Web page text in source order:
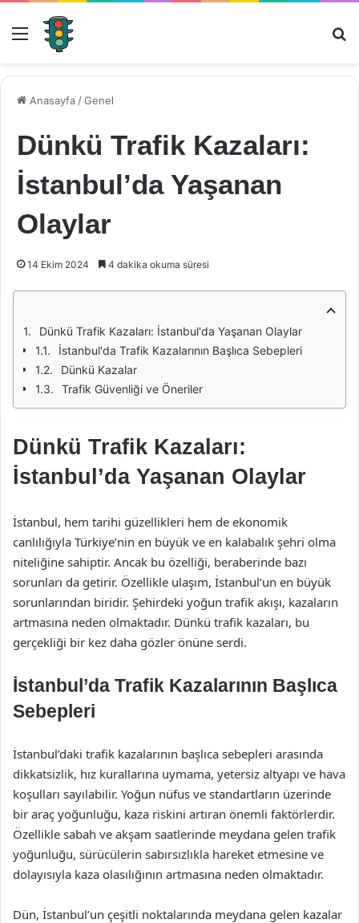
Menü
Anasayfa /Genel
Dünkü Trafik Kazaları:
İstanbul’da Yaşanan
Olaylar
14 Ekim 2024 4 dakika okuma süresi
Dünkü Trafik Kazaları: İstanbul'da Yaşanan Olaylar
İstanbul'da Trafik Kazalarının Başlıca Sebepleri
Dünkü Kazalar
Trafik Güvenliği ve Öneriler
Dünkü Trafik Kazaları:
İstanbul’da Yaşanan Olaylar
İstanbul, hem tarihi güzellikleri hem de ekonomik
canlılığıyla Türkiye’nin en büyük ve en kalabalık şehri olma
niteliğine sahiptir. Ancak bu özelliği, beraberinde bazı
sorunları da getirir. Özellikle ulaşım, İstanbul’un en büyük
sorunlarından biridir. Şehirdeki yoğun trafik akışı, kazaların
artmasına neden olmaktadır. Dünkü trafik kazaları, bu
gerçekliği bir kez daha gözler önüne serdi.
İstanbul’da Trafik Kazalarının Başlıca
Sebepleri
İstanbul’daki trafik kazalarının başlıca sebepleri arasında
dikkatsizlik, hız kurallarına uymama, yetersiz altyapı ve hava
koşulları sayılabilir. Yoğun nüfus ve standartların üzerinde
bir araç yoğunluğu, kaza riskini artıran önemli faktörlerdir.
Özellikle sabah ve akşam saatlerinde meydana gelen trafik
yoğunluğu, sürücülerin sabırsızlıkla hareket etmesine ve
dolayısıyla kaza olasılığının artmasına neden olmaktadır.
Dün, İstanbul’un çeşitli noktalarında meydana gelen kazalar